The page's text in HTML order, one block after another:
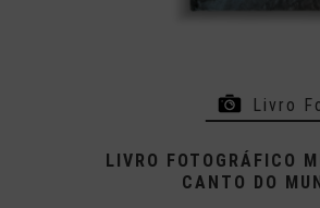
Livro
LIVRO FOTOGRÁFICO
CANTO DO